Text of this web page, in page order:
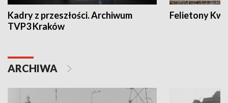
Kadry z przeszłości. Archiwum
TVP3 Kraków
Felietony
ARCHIWA